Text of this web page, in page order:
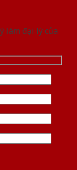
làm đại lý của